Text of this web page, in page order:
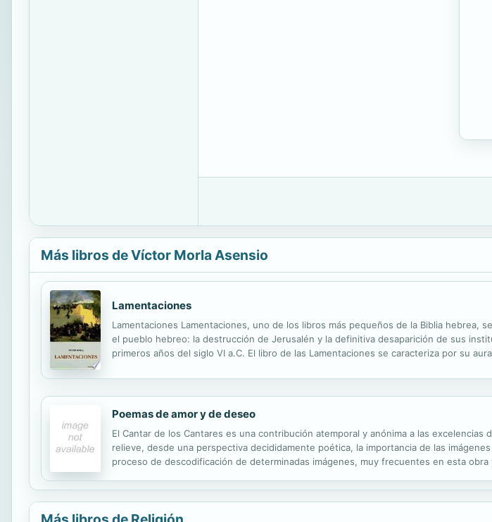
Más libros de Víctor Morla Asensio
Lamentaciones
Lamentaciones Lamentaciones, uno de los libros más pequeños de la Biblia hebrea,
el pueblo hebreo: la destrucción de Jerusalén y la definitiva desaparición de sus
primeros años del siglo VI a.C. El libro de las Lamentaciones se caracteriza por su
Poemas de amor y de deseo
El Cantar de los Cantares es una contribución atemporal y anónima a las
relieve, desde una perspectiva decididamente poética, la importancia de las
proceso de descodificación de determinadas imágenes, muy frecuentes en esta